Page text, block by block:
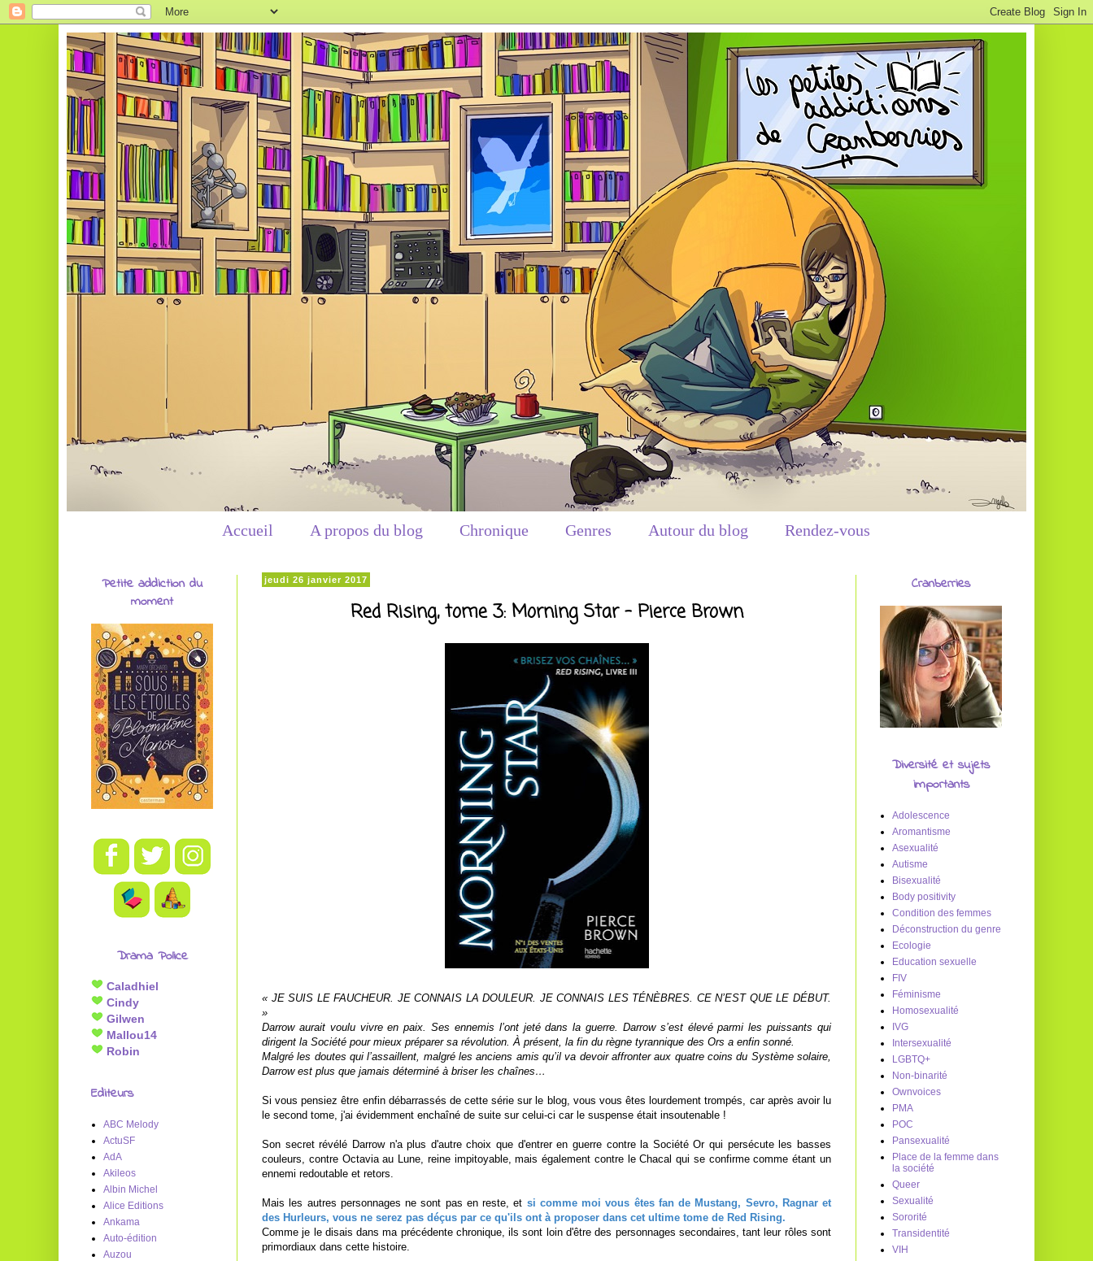
Accueil A propos du blog Chronique Genres Autour du blog Rendez-vous
jeudi 26 janvier 2017
Red Rising, tome 3: Morning Star - Pierce Brown
« JE SUIS LE FAUCHEUR. JE CONNAIS LA DOULEUR. JE CONNAIS LES TÉNÈBRES. CE N’EST QUE LE DÉBUT.
»
Darrow aurait voulu vivre en paix. Ses ennemis l’ont jeté dans la guerre. Darrow s’est élevé parmi les puissants qui
dirigent la Société pour mieux préparer sa révolution. À présent, la fin du règne tyrannique des Ors a enfin sonné.
Malgré les doutes qui l’assaillent, malgré les anciens amis qu’il va devoir affronter aux quatre coins du Système solaire,
Darrow est plus que jamais déterminé à briser les chaînes…
Si vous pensiez être enfin débarrassés de cette série sur le blog, vous vous êtes lourdement trompés, car après avoir lu
le second tome, j'ai évidemment enchaîné de suite sur celui-ci car le suspense était insoutenable !
Son secret révélé Darrow n'a plus d'autre choix que d'entrer en guerre contre la Société Or qui persécute les basses
couleurs, contre Octavia au Lune, reine impitoyable, mais également contre le Chacal qui se confirme comme étant un
ennemi redoutable et retors.
Mais les autres personnages ne sont pas en reste, et si comme moi vous êtes fan de Mustang, Sevro, Ragnar et
des Hurleurs, vous ne serez pas déçus par ce qu'ils ont à proposer dans cet ultime tome de Red Rising.
Comme je le disais dans ma précédente chronique, ils sont loin d'être des personnages secondaires, tant leur rôles sont
primordiaux dans cette histoire.
Petite addiction du
moment
Drama Police
Caladhiel
Cindy
Gilwen
Mallou14
Robin
Editeurs
ABC Melody
ActuSF
AdA
Akileos
Albin Michel
Alice Editions
Ankama
Auto-édition
Auzou
Cranberries
Diversité et sujets
importants
Adolescence
Aromantisme
Asexualité
Autisme
Bisexualité
Body positivity
Condition des femmes
Déconstruction du genre
Ecologie
Education sexuelle
FIV
Féminisme
Homosexualité
IVG
Intersexualité
LGBTQ+
Non-binarité
Ownvoices
PMA
POC
Pansexualité
Place de la femme dans
la société
Queer
Sexualité
Sororité
Transidentité
VIH